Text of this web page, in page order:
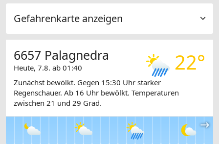
Gefahrenkarte anzeigen
22°
6657 Palagnedra
Heute, 7.8. ab 01:40
Zunächst bewölkt. Gegen 15:30 Uhr starker
Regenschauer. Ab 16 Uhr bewölkt. Temperaturen
zwischen 21 und 29 Grad.